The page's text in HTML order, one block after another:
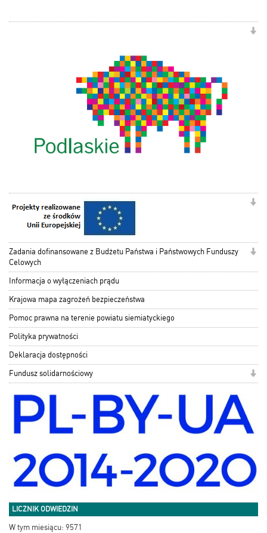
Zadania dofinansowane z Budżetu Państwa i Państwowych Funduszy
Celowych
Informacja o wyłączeniach prądu
Krajowa mapa zagrożeń bezpieczeństwa
Pomoc prawna na terenie powiatu siemiatyckiego
Polityka prywatności
Deklaracja dostępności
Fundusz solidarnościowy
LICZNIK ODWIEDZIN
W tym miesiącu: 9571